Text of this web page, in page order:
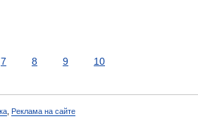
7 8 9 10
Реклама на сайте